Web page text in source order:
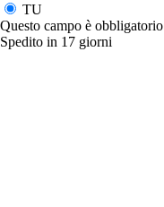
TU
Questo campo è obbligatorio
Spedito in 17 giorni